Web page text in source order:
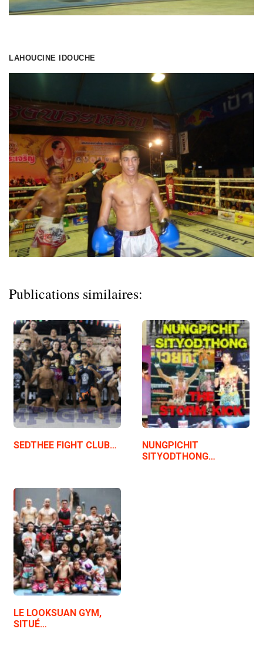
LAHOUCINE IDOUCHE
Publications similaires:
SEDTHEE FIGHT CLUB…
NUNGPICHIT
SITYODTHONG…
LE LOOKSUAN GYM,
SITUÉ…